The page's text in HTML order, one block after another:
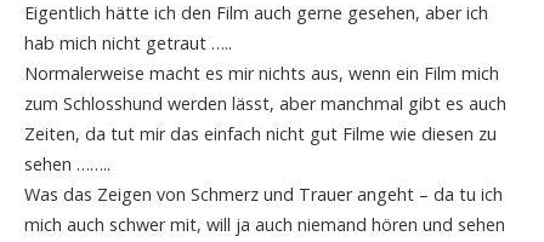
Eigentlich hätte ich den Film auch gerne gesehen, aber ich
hab mich nicht getraut …..
Normalerweise macht es mir nichts aus, wenn ein Film mich
zum Schlosshund werden lässt, aber manchmal gibt es auch
Zeiten, da tut mir das einfach nicht gut Filme wie diesen zu
sehen ……..
Was das Zeigen von Schmerz und Trauer angeht – da tu ich
mich auch schwer mit, will ja auch niemand hören und sehen